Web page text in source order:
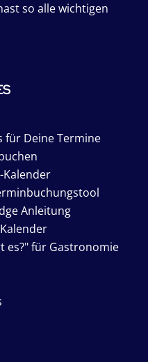
so alle wichtigen
für Deine Termine
Anleitung
es?" für Gastronomie